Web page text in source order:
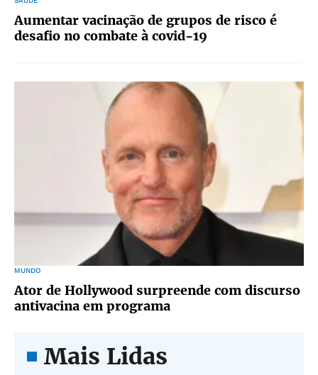
Aumentar vacinação de grupos de risco é
desafio no combate à covid-19
MUNDO
Ator de Hollywood surpreende com discurso
antivacina em programa
Mais Lidas